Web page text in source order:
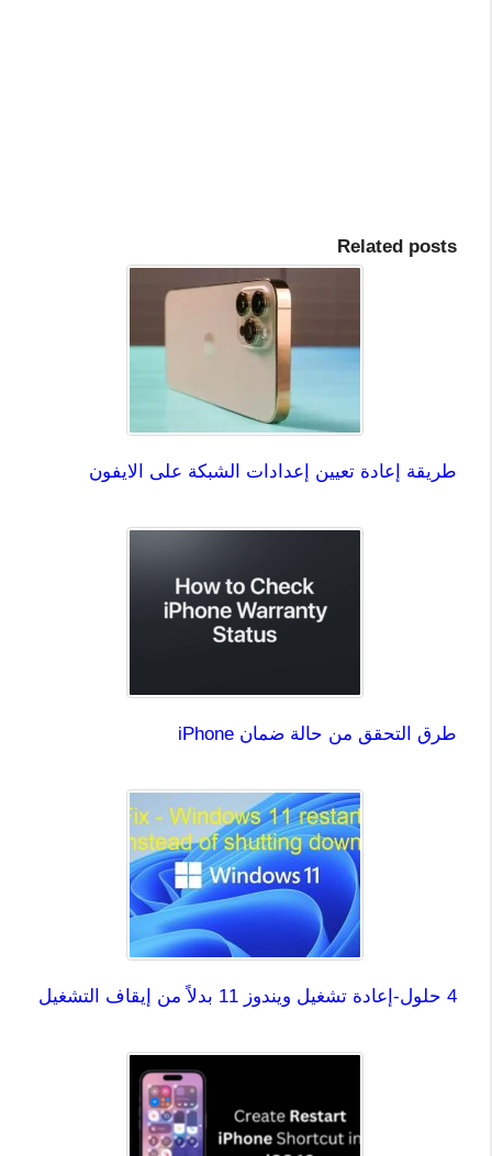
Related posts
طريقة إعادة تعيين إعدادات الشبكة على الايفون
طرق التحقق من حالة ضمان iPhone
4 حلول-إعادة تشغيل ويندوز 11 بدلاً من إيقاف التشغيل